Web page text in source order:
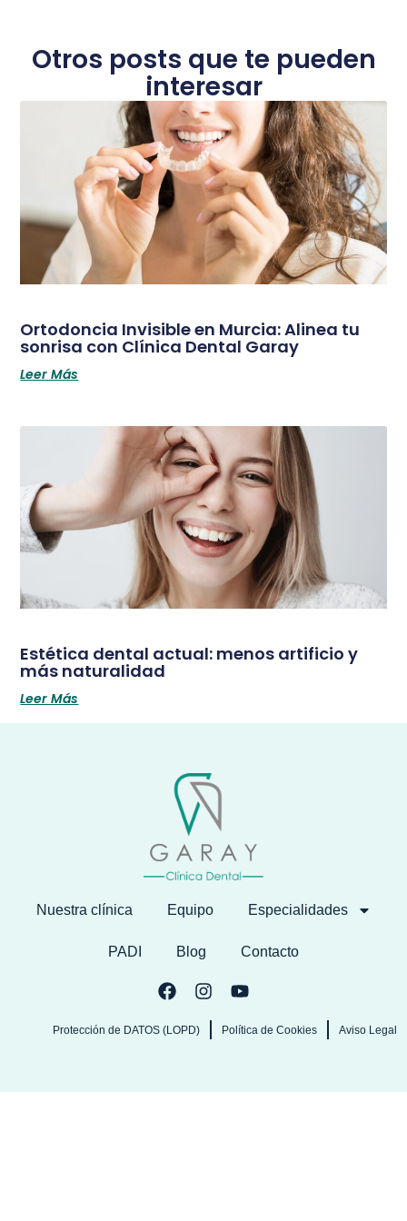
Otros posts que te pueden
interesar
Ortodoncia Invisible en Murcia: Alinea tu
sonrisa con Clínica Dental Garay
Leer Más
Estética dental actual: menos artificio y
más naturalidad
Leer Más
Nuestra clínica Equipo Especialidades
PADI Blog Contacto
Protección de DATOS (LOPD) Política de Cookies Aviso Legal